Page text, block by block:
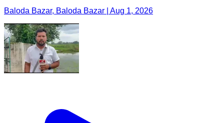
Baloda Bazar, Baloda Bazar | Aug 1, 2026